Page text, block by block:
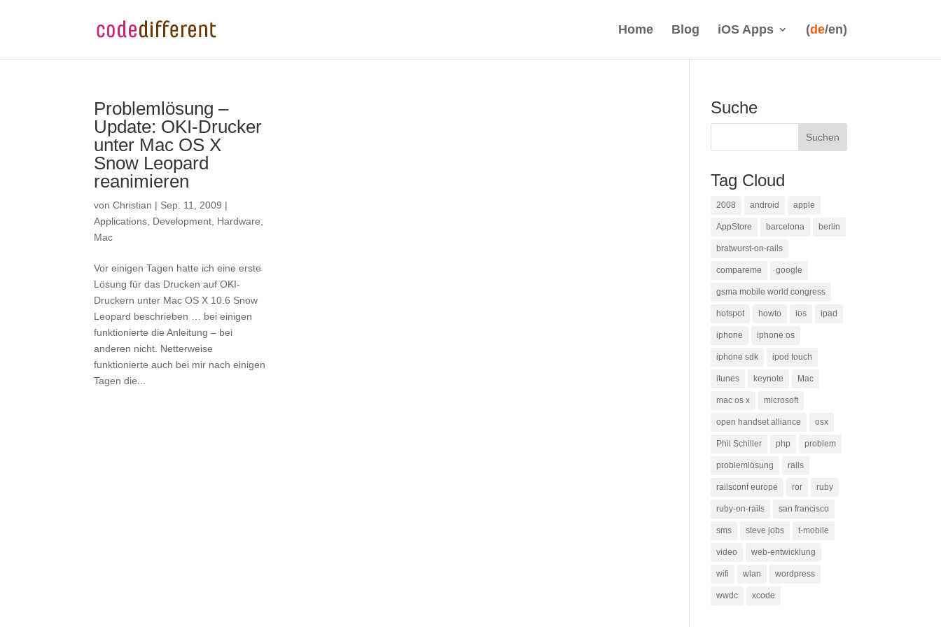
Home Blog iOS Apps (de/en)
Problemlösung –
Update: OKI-Drucker
unter Mac OS X
Snow Leopard
reanimieren
vonChristian | Sep. 11, 2009 |
Applications Development Hardware
Mac
Vor einigen Tagen hatte ich eine erste
Lösung für das Drucken auf OKI-
Druckern unter Mac OS X 10.6 Snow
Leopard beschrieben … bei einigen
funktionierte die Anleitung – bei
anderen nicht. Netterweise
funktionierte auch bei mir nach einigen
Tagen die...
Suche
Tag Cloud
2008 android apple
AppStore barcelona berlin
bratwurst-on-rails
compareme google
gsma mobile world congress
hotspot howto ios ipad
iphone iphone os
iphone sdk ipod touch
itunes keynote Mac
mac os x microsoft
open handset alliance osx
Phil Schiller php problem
problemlösung rails
railsconf europe ror ruby
ruby-on-rails san francisco
sms steve jobs t-mobile
video web-entwicklung
wifi wlan wordpress
wwdc xcode